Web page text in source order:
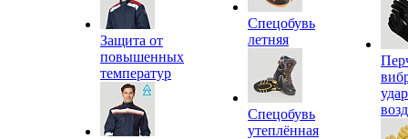
Защита от
повышенных
температур
Спецобувь
летняя
Спецобувь
утеплённая